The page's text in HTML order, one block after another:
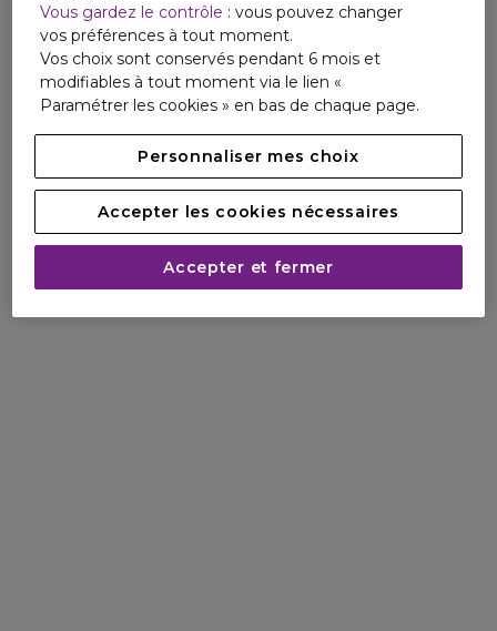
Vous gardez le contrôle : vous pouvez changer
vos préférences à tout moment.
Vos choix sont conservés pendant 6 mois et
modifiables à tout moment via le lien «
Paramétrer les cookies » en bas de chaque page.
Personnaliser mes choix
Accepter les cookies nécessaires
Accepter et fermer